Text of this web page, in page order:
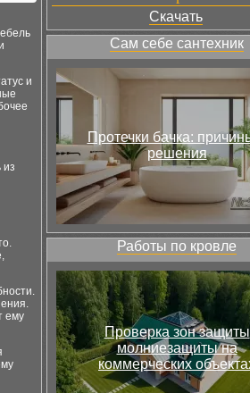
и
из
ему
Скачать
Сам себе сантехник
Протечки бачка:
решения
Работы по кровле
Проверка зон защиты
молниезащиты на
коммерческих